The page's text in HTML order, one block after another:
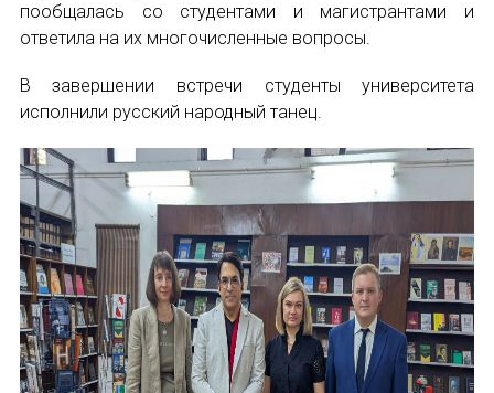
Конференция по переводу в Малаге
«Дар речи: развитие языковой способности
Международный образовательно-
Форум в Гаване «Русская литература в
Мобильное приложение TORFL GO
БИБЛИОТЕКА МАПРЯЛ
пообщалась со студентами и магистрантами и
ответила на их многочисленные вопросы.
В завершении встречи студенты университета
исполнили русский народный танец.